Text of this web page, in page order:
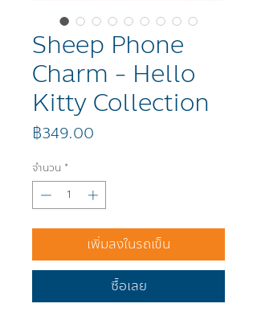
Sheep Phone
Charm - Hello
Kitty Collection
฿349.00
จำนวน *
เพิ่มลงในรถเข็น
ซื้อเลย